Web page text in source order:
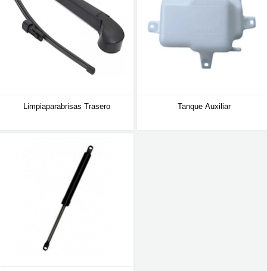
Limpiaparabrisas Trasero Tanque Auxiliar